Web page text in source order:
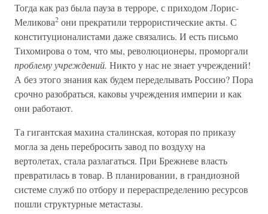
Тогда как раз была пауза в терроре, с приходом Лорис-
Меликова2 они прекратили террористические акты. С
конституционалистами даже связались. И есть письмо
Тихомирова о том, что мы, революционеры, проморгали
проблему учреждений. Никто у нас не знает учреждений!
А без этого знания как будем переделывать Россию? Пора
срочно разобраться, каковы учреждения империи и как
они работают.
Та гигантская махина сталинская, которая по приказу
могла за день перебросить завод по воздуху на
вертолетах, стала разлагаться. При Брежневе власть
превратилась в товар. В планировании, в грандиозной
системе служб по отбору и перераспределению ресурсов
пошли структурные метастазы.